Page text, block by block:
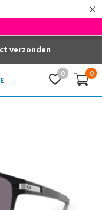
×
0 0
verzonden